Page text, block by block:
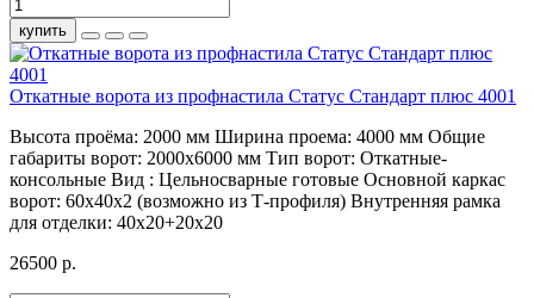
купить
Откатные ворота из профнастила Статус Стандарт плюс 4001
Высота проёма: 2000 мм Ширина проема: 4000 мм Общие
габариты ворот: 2000х6000 мм Тип ворот: Откатные-
консольные Вид : Цельносварные готовые Основной каркас
ворот: 60х40х2 (возможно из Т-профиля) Внутренняя рамка
для отделки: 40х20+20х20
26500 р.